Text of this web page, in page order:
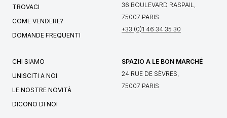
TROVACI
COME VENDERE?
DOMANDE FREQUENTI
36 BOULEVARD RASPAIL,
75007 PARIS
+33 (0)1 46 34 35 30
CHI SIAMO
UNISCITI A NOI
LE NOSTRE NOVITÀ
DICONO DI NOI
SPAZIO A LE BON MARCHÉ
24 RUE DE SÈVRES,
75007 PARIS